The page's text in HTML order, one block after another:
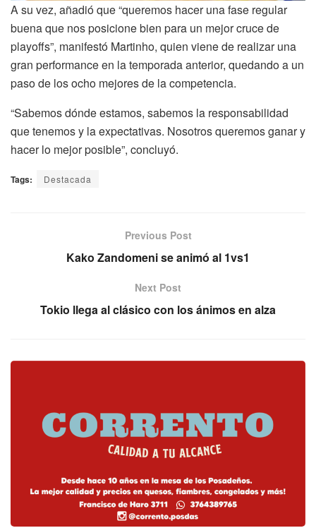
A su vez, añadió que “queremos hacer una fase regular
buena que nos posicione bien para un mejor cruce de
playoffs”, manifestó Martinho, quien viene de realizar una
gran performance en la temporada anterior, quedando a un
paso de los ocho mejores de la competencia.
“Sabemos dónde estamos, sabemos la responsabilidad
que tenemos y la expectativas. Nosotros queremos ganar y
hacer lo mejor posible”, concluyó.
Tags: Destacada
Previous Post
Kako Zandomeni se animó al 1vs1
Next Post
Tokio llega al clásico con los ánimos en alza